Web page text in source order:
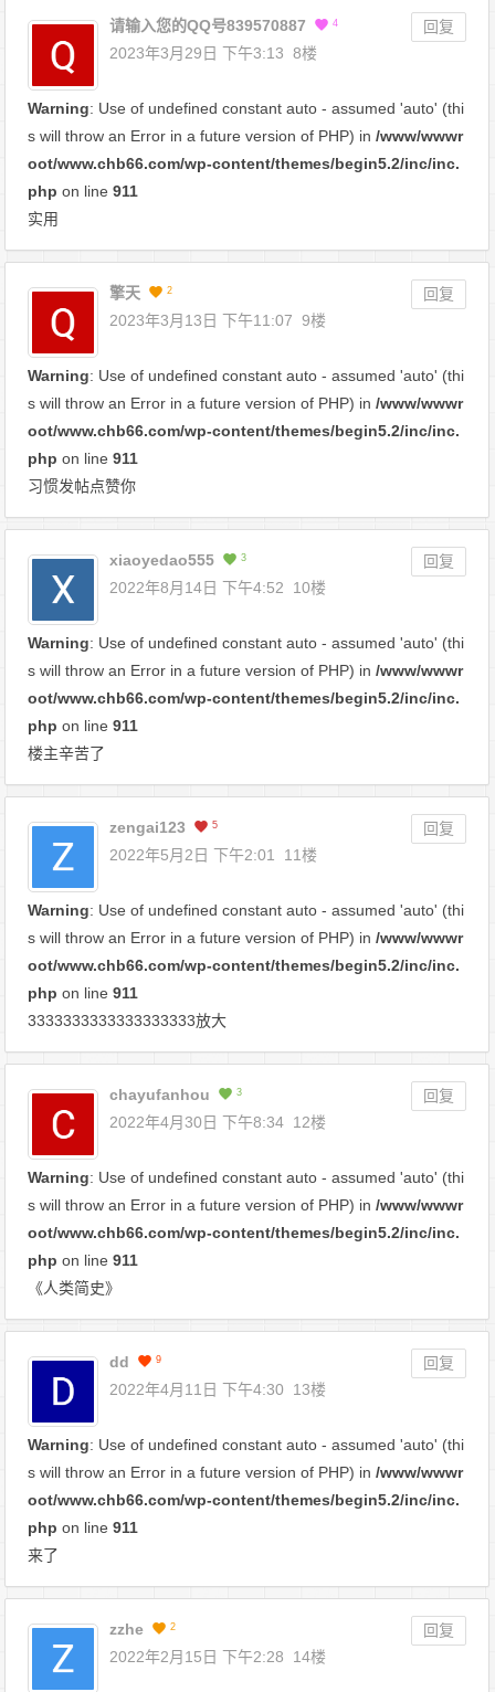
请输入您的QQ号839570887 4
回复
2023年3月29日 下午3:13 8楼
Warning: Use of undefined constant auto - assumed 'auto' (thi
s will throw an Error in a future version of PHP) in/www/wwwr
oot/www.chb66.com/wp-content/themes/begin5.2/inc/inc.
php on line911
实用
擎天 2
回复
2023年3月13日 下午11:07 9楼
Warning: Use of undefined constant auto - assumed 'auto' (thi
s will throw an Error in a future version of PHP) in/www/wwwr
oot/www.chb66.com/wp-content/themes/begin5.2/inc/inc.
php on line911
习惯发帖点赞你
xiaoyedao555 3
回复
2022年8月14日 下午4:52
10楼
Warning: Use of undefined constant auto - assumed 'auto' (thi
s will throw an Error in a future version of PHP) in/www/wwwr
oot/www.chb66.com/wp-content/themes/begin5.2/inc/inc.
php on line911
楼主辛苦了
zengai123 5
回复
2022年5月2日 下午2:01
11楼
Warning: Use of undefined constant auto - assumed 'auto' (thi
s will throw an Error in a future version of PHP) in/www/wwwr
oot/www.chb66.com/wp-content/themes/begin5.2/inc/inc.
php on line911
3333333333333333333放大
chayufanhou 3
回复
2022年4月30日 下午8:34 12楼
Warning: Use of undefined constant auto - assumed 'auto' (thi
s will throw an Error in a future version of PHP) in/www/wwwr
oot/www.chb66.com/wp-content/themes/begin5.2/inc/inc.
php on line911
《人类简史》
dd 9
回复
2022年4月11日 下午4:30
13楼
Warning: Use of undefined constant auto - assumed 'auto' (thi
s will throw an Error in a future version of PHP) in/www/wwwr
oot/www.chb66.com/wp-content/themes/begin5.2/inc/inc.
php on line911
来了
zzhe 2
回复
2022年2月15日 下午2:28
14楼